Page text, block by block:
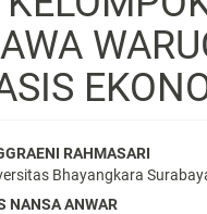
RAHMASARI
Bhayangkara
NANSA ANWAR